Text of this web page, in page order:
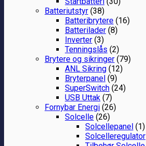
Batteriutstyr (38)
Batteribrytere (16)
Batterilader (8)
Inverter (3)
Tenningslås (2)
Brytere og sikringer (79)
ANL Sikring (12)
Bryterpanel (9)
SuperSwitch (24)
USB Uttak (7)
Fornybar Energi (26)
Solcelle (26)
Solcellepanel (1)
Solcelleregulator